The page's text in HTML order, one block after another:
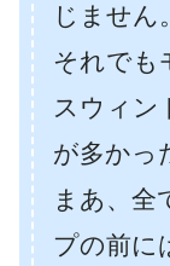
じません。
それでも
スウィン
が多かっ
まあ、全
プの前に